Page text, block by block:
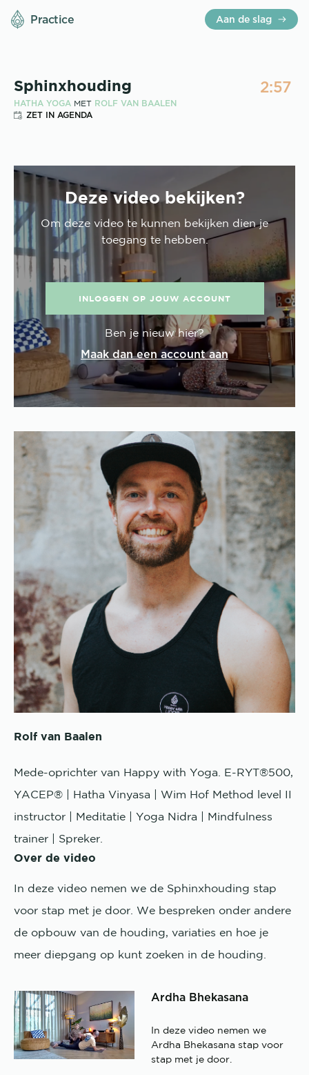
Practice Aan de slag
Sphinxhouding 2:57
HATHA YOGAMET ROLF VAN BAALEN
ZET IN AGENDA
Deze video bekijken?
Om deze video te kunnen bekijken dien je
toegang te hebben.
INLOGGEN OP JOUW ACCOUNT
Ben je nieuw hier?
Maak dan een account aan
Rolf van Baalen
Mede-oprichter van Happy with Yoga. E-RYT®500,
YACEP® | Hatha Vinyasa | Wim Hof Method level II
instructor | Meditatie | Yoga Nidra | Mindfulness
trainer | Spreker.
Over de video
In deze video nemen we de Sphinxhouding stap
voor stap met je door. We bespreken onder andere
de opbouw van de houding, variaties en hoe je
meer diepgang op kunt zoeken in de houding.
Ardha Bhekasana
In deze video nemen we
Ardha Bhekasana stap voor
stap met je door.